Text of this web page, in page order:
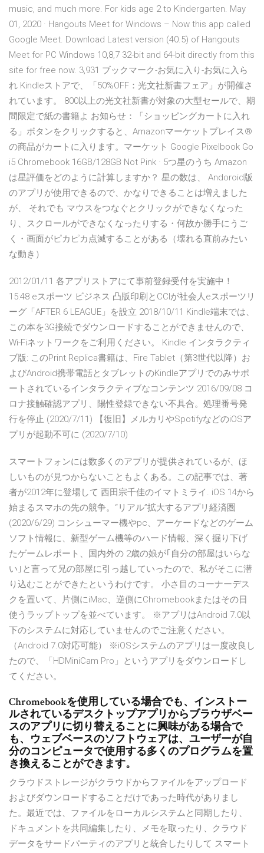
music, and much more. For kids age 2 to Kindergarten. May
01, 2020 · Hangouts Meet for Windows – Now this app called
Google Meet. Download Latest version (40.5) of Hangouts
Meet for PC Windows 10,8,7 32-bit and 64-bit directly from this
site for free now. 3,931 ブックマーク-お気に入り-お気に入ら
れ Kindleストアで、「50%OFF：光文社新書フェア」が開催さ
れています。 800以上の光文社新書が対象の大型セールで、期
間限定で紙の書籍よ お知らせ：「ショッピングカートに入れ
る」ボタンをクリックすると、Amazonマーケットプレイス®
の商品がカートに入ります。マーケット Google Pixelbook Go
i5 Chromebook 16GB/128GB Not Pink · 5つ星のうち Amazon
は星評価をどのように計算しますか？ 星の数は、 Andoroid版
のアプリが使用できるので、かなりできることは増えました
が、 それでも マウスをつなぐとクリックができなくなった
り、スクロールができなくなったりする・何故か勝手にうご
く・画面がピカピカ点滅することがある（壊れる直前みたい
な動き）
2012/01/11 各アプリストアにて事前登録受付を実施中！
15:48 eスポーツ ビジネス 凸版印刷とCCIが社会人eスポーツリ
ーグ「AFTER 6 LEAGUE」を設立 2018/10/11 Kindle端末では、
この本を3G接続でダウンロードすることができませんので、
Wi-Fiネットワークをご利用ください。 Kindle インタラクティ
ブ版: このPrint Replica書籍は、Fire Tablet（第3世代以降）お
よびAndroid携帯電話とタブレットのKindleアプリでのみサポ
ートされているインタラクティブなコンテンツ 2016/09/08 コ
ロナ接触確認アプリ、陽性登録できない不具合。処理番号発
行を停止 (2020/7/11) 【復旧】メルカリやSpotifyなどのiOSア
プリが起動不可に (2020/7/10)
スマートフォンには数多くのアプリが提供されているが、ほ
しいものが見つからないこともよくある。この記事では、著
者が2012年に登場して 西田宗千佳のイマトミライ. iOS 14から
始まるスマホの先の競争。“リアル”拡大するアプリ経済圏
(2020/6/29) コンシューマー機やpc、アーケードなどのゲーム
ソフト情報に、新型ゲーム機等のハード情報、深く掘り下げ
たゲームレポート、国内外の 2歳の娘が｢自分の部屋はいらな
い｣と言って兄の部屋に引っ越していったので、私がそこに潜
り込むことができたというわけです。 小さ目のコーナーデス
クを置いて、片側にiMac、逆側にChromebookまたはその日
使うラップトップを並べています。 ※アプリはAndroid 7.0以
下のシステムに対応していませんのでご注意ください。
（Android 7.0対応可能） ※iOSシステムのアプリは一度改良し
たので、「HDMiniCam Pro」というアプリをダウンロードし
てください。
Chromebookを使用している場合でも、インストー
ルされているデスクトップアプリからブラウザベー
スのアプリに切り替えることに興味がある場合で
も、ウェブベースのソフトウェアは、ユーザーが自
分のコンピュータで使用する多くのプログラムを置
き換えることができます。
クラウドストレージがクラウドからファイルをアップロード
およびダウンロードすることだけであった時代がありまし
た。最近では、ファイルをローカルシステムと同期したり、
ドキュメントを共同編集したり、メモを取ったり、クラウド
データをサードパーティのアプリと統合したりして スマート